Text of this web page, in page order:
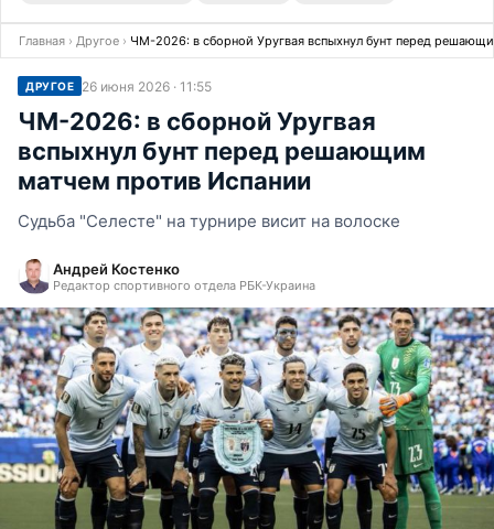
Главная › Другое › ЧМ-2026: в сборной Уругвая вспыхнул бунт перед
ДРУГОЕ 26 июня 2026 · 11:55
ЧМ-2026: в сборной Уругвая
вспыхнул бунт перед решающим
матчем против Испании
Судьба "Селесте" на турнире висит на волоске
Андрей Костенко
Редактор спортивного отдела РБК-Украина